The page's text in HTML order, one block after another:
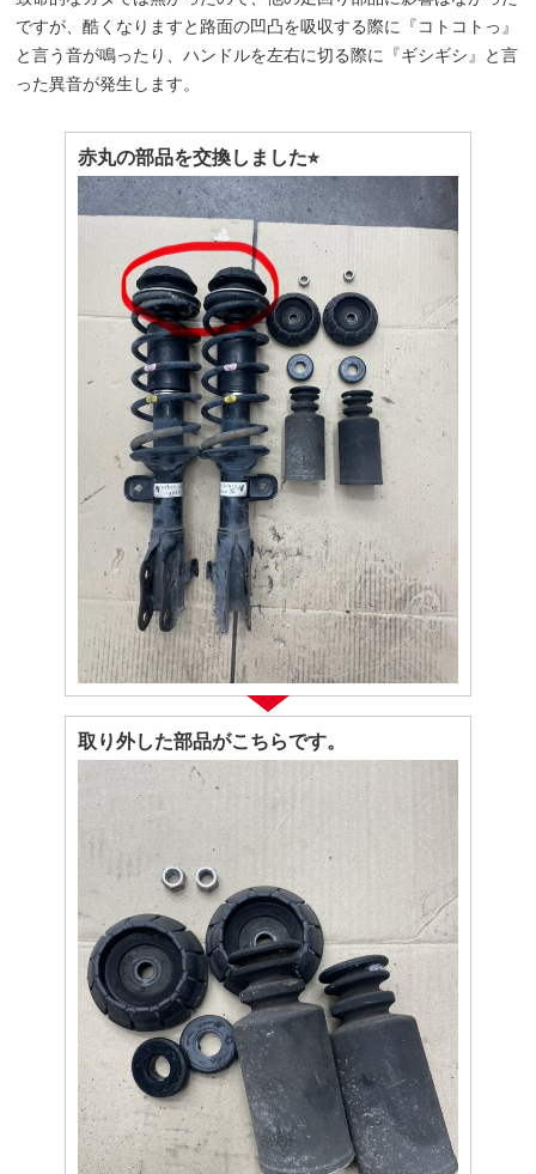
ですが、酷くなりますと路面の凹凸を吸収する際に『コトコトっ』
と言う音が鳴ったり、ハンドルを左右に切る際に『ギシギシ』と言
った異音が発生します。
赤丸の部品を交換しました⭐︎
取り外した部品がこちらです。